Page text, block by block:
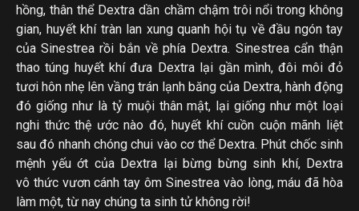
hồng, thân thể Dextra dần chầm chậm trôi nổi trong không
gian, huyết khí tràn lan xung quanh hội tụ về đầu ngón tay
của Sinestrea rồi bắn về phía Dextra. Sinestrea cẩn thận
thao túng huyết khí đưa Dextra lại gần mình, đôi môi đỏ
tươi hôn nhẹ lên vầng trán lạnh băng của Dextra, hành động
đó giống như là tỷ muội thân mật, lại giống như một loại
nghi thức thệ ước nào đó, huyết khí cuồn cuộn mãnh liệt
sau đó nhanh chóng chui vào cơ thể Dextra. Phút chốc sinh
mệnh yếu ớt của Dextra lại bừng bừng sinh khí, Dextra
vô thức vươn cánh tay ôm Sinestrea vào lòng, máu đã hòa
làm một, từ nay chúng ta sinh tử không rời!